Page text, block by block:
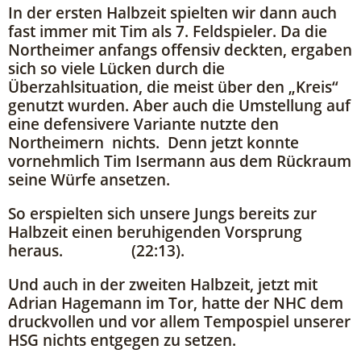
In der ersten Halbzeit spielten wir dann auch
fast immer mit Tim als 7. Feldspieler. Da die
Northeimer anfangs offensiv deckten, ergaben
sich so viele Lücken durch die
Überzahlsituation, die meist über den „Kreis“
genutzt wurden. Aber auch die Umstellung auf
eine defensivere Variante nutzte den
Northeimern nichts. Denn jetzt konnte
vornehmlich Tim Isermann aus dem Rückraum
seine Würfe ansetzen.
So erspielten sich unsere Jungs bereits zur
Halbzeit einen beruhigenden Vorsprung
heraus. (22:13).
Und auch in der zweiten Halbzeit, jetzt mit
Adrian Hagemann im Tor, hatte der NHC dem
druckvollen und vor allem Tempospiel unserer
HSG nichts entgegen zu setzen.